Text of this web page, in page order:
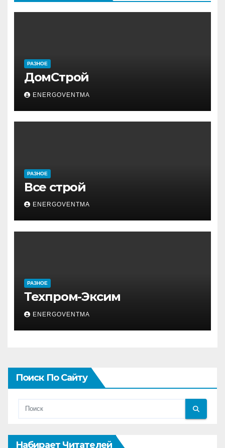
РАЗНОЕ
ДомСтрой
ENERGOVENTMA
РАЗНОЕ
Все строй
ENERGOVENTMA
РАЗНОЕ
Техпром-Эксим
ENERGOVENTMA
Поиск По Сайту
Набирает Читателей